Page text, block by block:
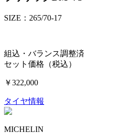
SIZE：265/70-17
組込・バランス調整済
セット価格（税込）
￥322,000
タイヤ情報
MICHELIN